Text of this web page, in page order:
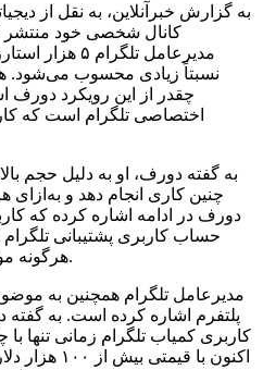
به گزارش خبرآنلاین، به نقل از
کانال شخصی خود منتشر
نسبتاً زیادی محسوب می‌شود.
چقدر از این رویکرد دورف
اختصاصی تلگرام است که
به گفته دورف، او به دلیل حجم
دورف در ادامه اشاره کرده که
حساب کاربری پشتیبانی
هرگونه موارد کلاهبرداری را گزارش کنند.
مدیرعامل تلگرام همچنین به
پلتفرم اشاره کرده است. به گفته
کاربری کمیاب تلگرام زمانی تنها با
اکنون با